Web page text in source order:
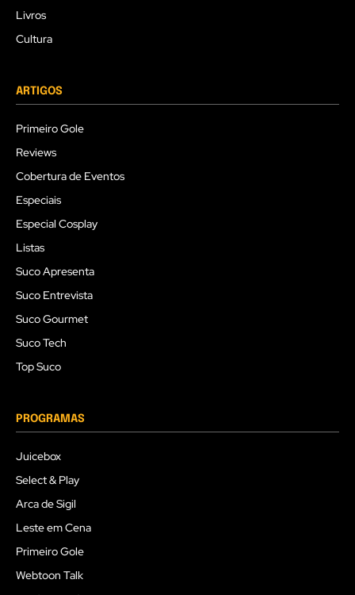
Livros
Cultura
ARTIGOS
Primeiro Gole
Reviews
Cobertura de Eventos
Especiais
Especial Cosplay
Listas
Suco Apresenta
Suco Entrevista
Suco Gourmet
Suco Tech
Top Suco
PROGRAMAS
Juicebox
Select & Play
Arca de Sigil
Leste em Cena
Primeiro Gole
Webtoon Talk